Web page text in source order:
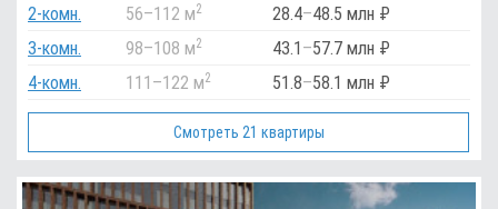
2-комн.
56–112 м2 28.4–48.5 млн ₽
3-комн.
98–108 м2 43.1 –57.7 млн ₽
4-комн.
111 –122 м2 51.8–58.1 млн ₽
Смотреть 21 квартиры